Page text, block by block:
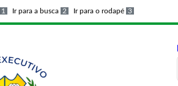
1 Ir para a busca 2 Ir para o rodapé 3